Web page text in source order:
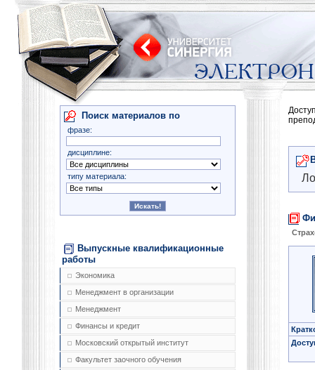
Поиск материалов по
фразе:
дисциплине:
типу материала:
Выпускные квалификационные
работы
Экономика
Менеджмент в организации
Менеджмент
Финансы и кредит
Московский открытый институт
Факультет заочного обучения